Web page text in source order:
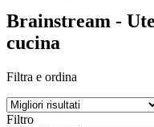
Brainstream -
cucina
Filtra e ordina
Filtro